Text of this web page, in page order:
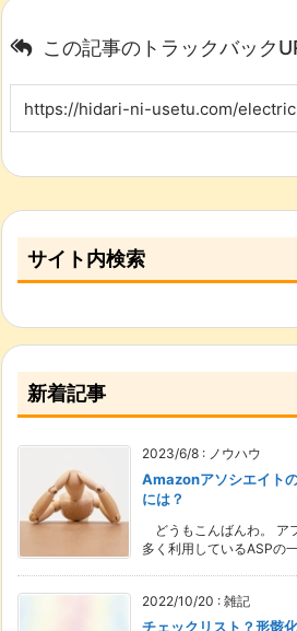
この記事のトラックバック
サイト内検索
新着記事
2023/6/8 : ノウハウ
Amazonアソシエイト
には？
どうもこんばんわ。 ア
多く利用しているASPの
2022/10/20 : 雑記
チェックリスト？形骸